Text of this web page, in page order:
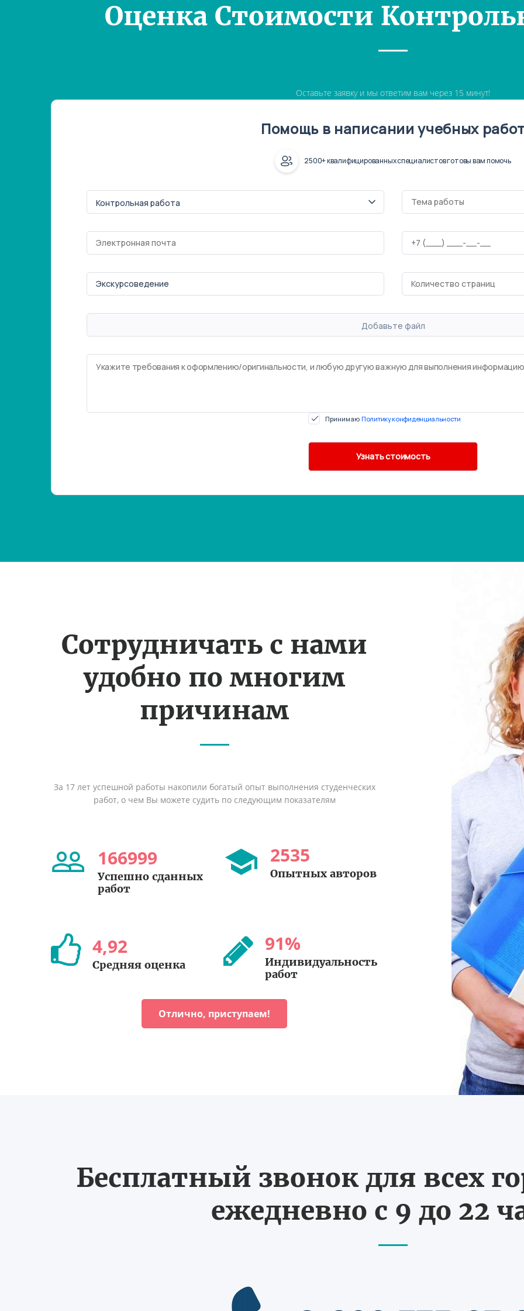
Оценка Стоимости
Оставьте заявку и мы ответим вам через 15 минут!
Помощь в написании учебных
2500+ квалифицированных специалистов готовы вам помочь
Добавьте файл
Принимаю Политику конфиденциальности
Сотрудничать с нами
удобно по многим
причинам
За 17 лет успешной работы накопили богатый опыт выполнения студенческих
работ, о чем Вы можете судить по следующим показателям
166999
Успешно сданных
работ
2535
Опытных авторов
4,92
Средняя оценка
91%
Индивидуальность
работ
Отлично, приступаем!
Бесплатный звонок для всех
ежедневно с 9 до 22